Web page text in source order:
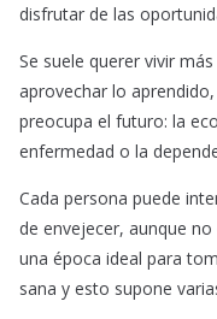
disfrutar de las
Se suele querer vivir
aprovechar lo
preocupa el futuro: la
enfermedad o la
Cada persona puede
de envejecer, aunque
una época ideal para
sana y esto supone